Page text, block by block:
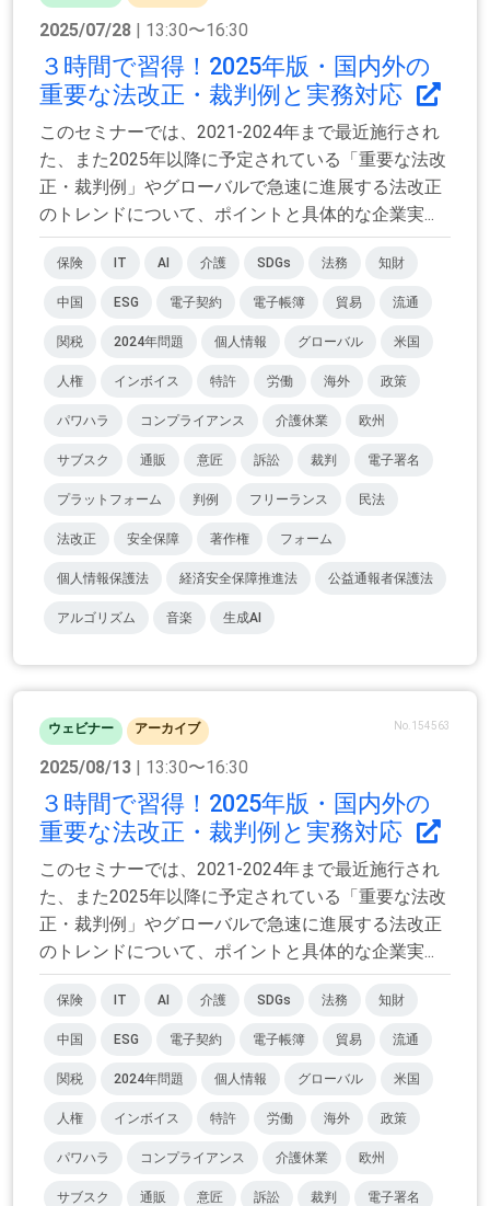
2025/07/28 | 13:30〜16:30
３時間で習得！2025年版・国内外の
重要な法改正・裁判例と実務対応
このセミナーでは、2021-2024年まで最近施行され
た、また2025年以降に予定されている「重要な法改
正・裁判例」やグローバルで急速に進展する法改正
のトレンドについて、ポイントと具体的な企業実...
保険 IT AI 介護 SDGs 法務 知財
中国 ESG 電子契約 電子帳簿 貿易 流通
関税 2024年問題 個人情報 グローバル 米国
人権 インボイス 特許 労働 海外 政策
パワハラ コンプライアンス 介護休業 欧州
サブスク 通販 意匠 訴訟 裁判 電子署名
プラットフォーム 判例 フリーランス 民法
法改正 安全保障 著作権 フォーム
個人情報保護法 経済安全保障推進法 公益通報者保護法
アルゴリズム 音楽 生成AI
ウェビナー アーカイブ No.154563
2025/08/13 | 13:30〜16:30
３時間で習得！2025年版・国内外の
重要な法改正・裁判例と実務対応
このセミナーでは、2021-2024年まで最近施行され
た、また2025年以降に予定されている「重要な法改
正・裁判例」やグローバルで急速に進展する法改正
のトレンドについて、ポイントと具体的な企業実...
保険 IT AI 介護 SDGs 法務 知財
中国 ESG 電子契約 電子帳簿 貿易 流通
関税 2024年問題 個人情報 グローバル 米国
人権 インボイス 特許 労働 海外 政策
パワハラ コンプライアンス 介護休業 欧州
サブスク 通販 意匠 訴訟 裁判 電子署名